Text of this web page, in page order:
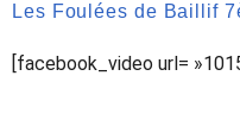
Les Foulées de Baillif
[facebook_video url=